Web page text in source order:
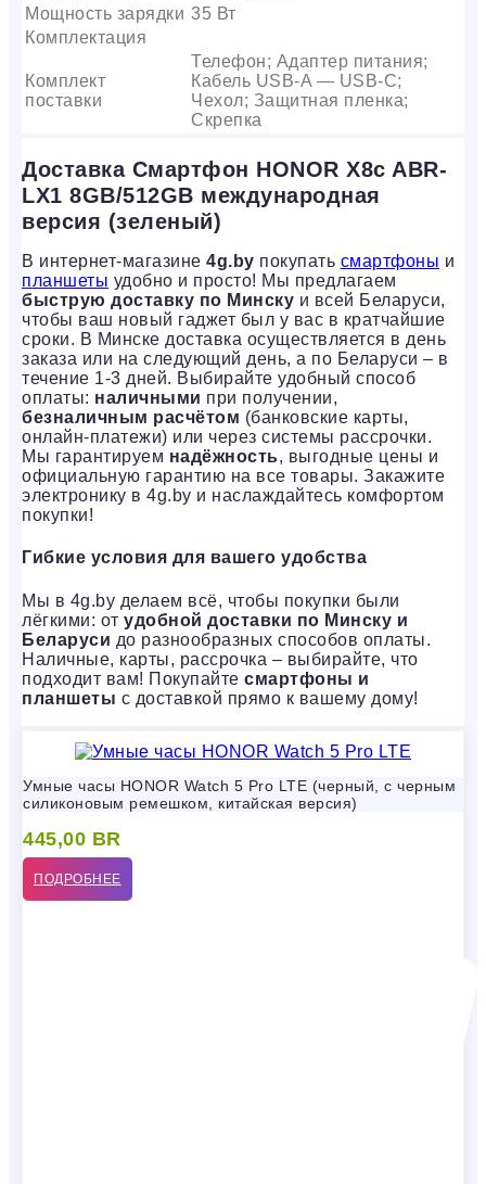
Мощность зарядки 35 Вт
Комплектация
Комплект
поставки
Телефон; Адаптер питания;
Кабель USB-A — USB-C;
Чехол; Защитная пленка;
Скрепка
Доставка Смартфон HONOR X8c ABR-
LX1 8GB/512GB международная
версия (зеленый)
В интернет-магазине 4g.by покупать смартфоны и
планшеты удобно и просто! Мы предлагаем
быструю доставку по Минску и всей Беларуси,
чтобы ваш новый гаджет был у вас в кратчайшие
сроки. В Минске доставка осуществляется в день
заказа или на следующий день, а по Беларуси – в
течение 1-3 дней. Выбирайте удобный способ
оплаты: наличными при получении,
безналичным расчётом (банковские карты,
онлайн-платежи) или через системы рассрочки.
Мы гарантируем надёжность, выгодные цены и
официальную гарантию на все товары. Закажите
электронику в 4g.by и наслаждайтесь комфортом
покупки!
Гибкие условия для вашего удобства
Мы в 4g.by делаем всё, чтобы покупки были
лёгкими: от удобной доставки по Минску и
Беларуси до разнообразных способов оплаты.
Наличные, карты, рассрочка – выбирайте, что
подходит вам! Покупайте смартфоны и
планшеты с доставкой прямо к вашему дому!
Умные часы HONOR Watch 5 Pro LTE (черный, с черным
силиконовым ремешком, китайская версия)
445,00 BR
ПОДРОБНЕЕ